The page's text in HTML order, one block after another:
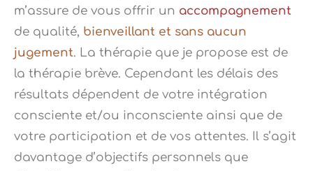
m’assure de vous offrir un accompagnement
de qualité, bienveillant et sans aucun
jugement. La thérapie que je propose est de
la thérapie brève. Cependant les délais des
résultats dépendent de votre intégration
consciente et/ou inconsciente ainsi que de
votre participation et de vos attentes. Il s’agit
davantage d’objectifs personnels que